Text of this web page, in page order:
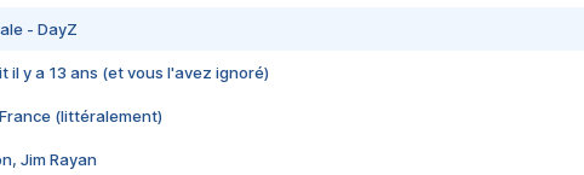
- DayZ
il y a 13 ans (et vous l'avez ignoré)
(littéralement)
Jim Rayan